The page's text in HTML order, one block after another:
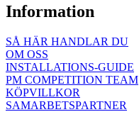
Information
SÅ HÄR HANDLAR DU
OM OSS
INSTALLATIONS-GUIDE
PM COMPETITION TEAM
KÖPVILLKOR
SAMARBETSPARTNER